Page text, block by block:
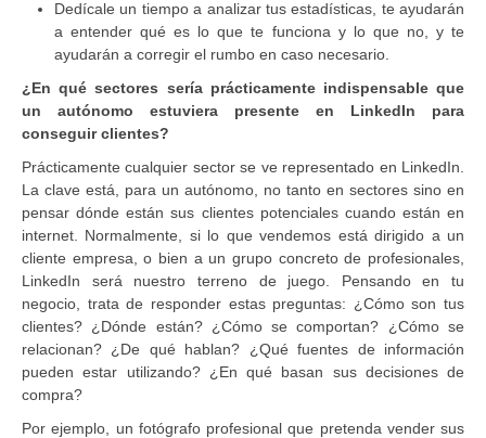
Dedícale un tiempo a analizar tus estadísticas, te ayudarán
a entender qué es lo que te funciona y lo que no, y te
ayudarán a corregir el rumbo en caso necesario.
¿En qué sectores sería prácticamente indispensable que
un autónomo estuviera presente en LinkedIn para
conseguir clientes?
Prácticamente cualquier sector se ve representado en LinkedIn.
La clave está, para un autónomo, no tanto en sectores sino en
pensar dónde están sus clientes potenciales cuando están en
internet. Normalmente, si lo que vendemos está dirigido a un
cliente empresa, o bien a un grupo concreto de profesionales,
LinkedIn será nuestro terreno de juego. Pensando en tu
negocio, trata de responder estas preguntas: ¿Cómo son tus
clientes? ¿Dónde están? ¿Cómo se comportan? ¿Cómo se
relacionan? ¿De qué hablan? ¿Qué fuentes de información
pueden estar utilizando? ¿En qué basan sus decisiones de
compra?
Por ejemplo, un fotógrafo profesional que pretenda vender sus